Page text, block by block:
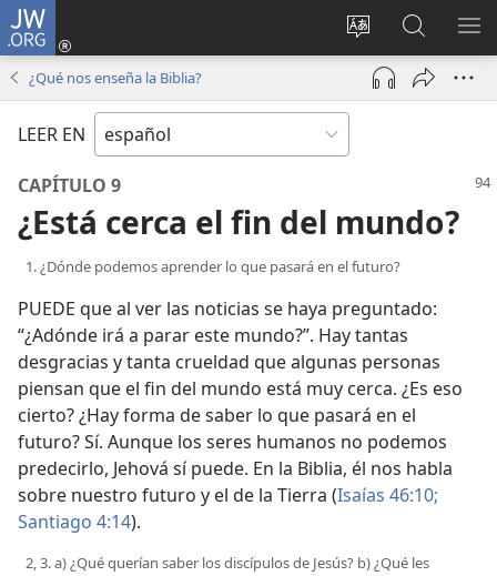
JW.ORG
Cambiar
idioma
del sitio
Iniciar
sesión
(abre
nueva
en
jw.org
¿Qué nos enseña la Biblia?
LEER EN
CAPÍTULO 9
¿Está cerca el fin del mundo?
1. ¿Dónde podemos aprender lo que pasará en el futuro?
PUEDE que al ver las noticias se haya preguntado:
“¿Adónde irá a parar este mundo?”. Hay tantas
desgracias y tanta crueldad que algunas personas
piensan que el fin del mundo está muy cerca. ¿Es eso
cierto? ¿Hay forma de saber lo que pasará en el
futuro? Sí. Aunque los seres humanos no podemos
predecirlo, Jehová sí puede. En la Biblia, él nos habla
sobre nuestro futuro y el de la Tierra (Isaías 46:10;
Santiago 4:14).
2, 3. a) ¿Qué querían saber los discípulos de Jesús? b) ¿Qué les